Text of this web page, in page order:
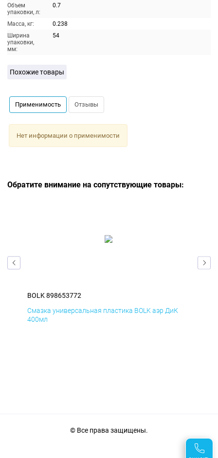
Объем
упаковки, л:
0.7
Масса, кг:
0.238
Ширина
упаковки,
мм:
54
Похожие товары
Применимость Отзывы
Нет информации о применимости
Обратите внимание на сопутствующие товары:
BOLK 898653772
Смазка универсальная пластика BOLK аэр ДиК
400мл
© Все права защищены.